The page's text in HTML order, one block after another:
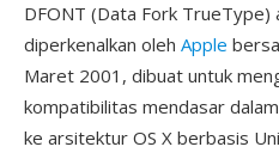
DFONT (Data Fork
diperkenalkan oleh Apple
Maret 2001, dibuat untuk
kompatibilitas mendasar
ke arsitektur OS X berbasis